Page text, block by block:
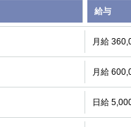
給与
月給
月給
日給
選択した内容で設定